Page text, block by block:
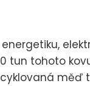
tun tohoto